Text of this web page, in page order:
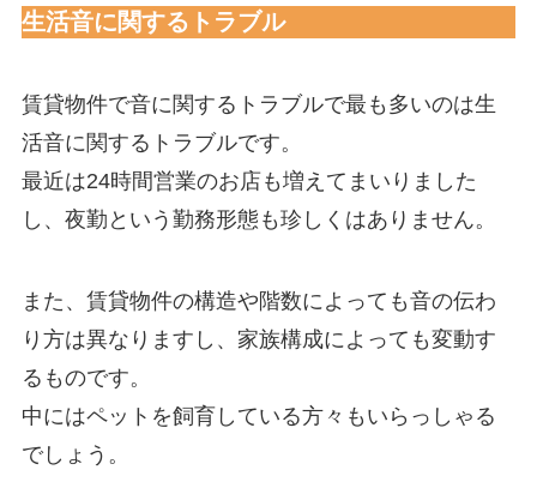
生活音に関するトラブル
賃貸物件で音に関するトラブルで最も多いのは生
活音に関するトラブルです。
最近は24時間営業のお店も増えてまいりました
し、夜勤という勤務形態も珍しくはありません。
また、賃貸物件の構造や階数によっても音の伝わ
り方は異なりますし、家族構成によっても変動す
るものです。
中にはペットを飼育している方々もいらっしゃる
でしょう。